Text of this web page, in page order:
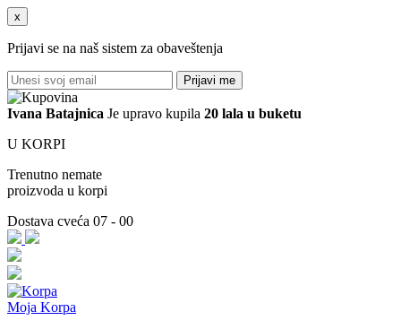
x
Prijavi se na naš sistem za obaveštenja
Prijavi me
Ivana Batajnica Je upravo kupila 20 lala u buketu
U KORPI
Trenutno nemate
proizvoda u korpi
Dostava cveća 07 - 00
Moja Korpa